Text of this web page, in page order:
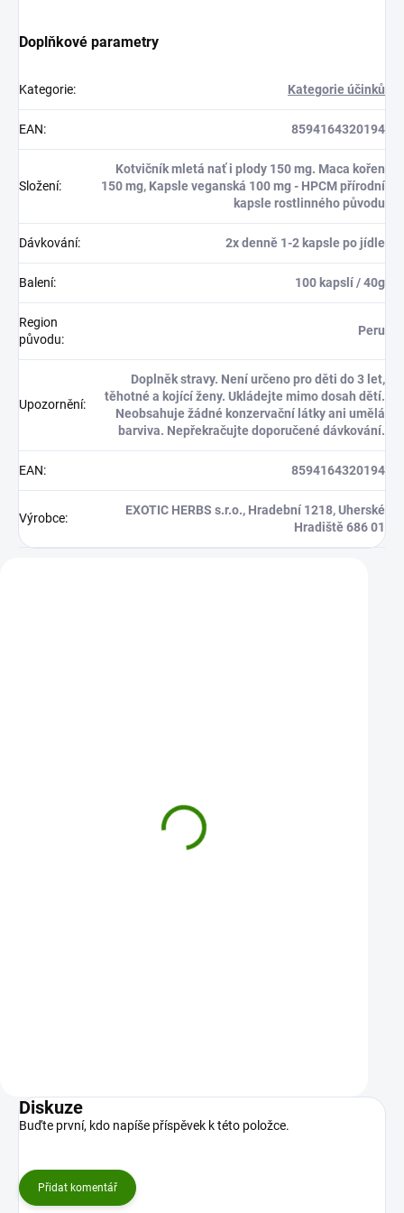
Doplňkové parametry
Kategorie: Kategorie účinků
EAN: 8594164320194
Složení:
Kotvičník mletá nať i plody 150 mg. Maca kořen
150 mg, Kapsle veganská 100 mg - HPCM přírodní
kapsle rostlinného původu
Dávkování: 2x denně 1-2 kapsle po jídle
Balení: 100 kapslí / 40g
Region
původu:
Peru
Upozornění:
Doplněk stravy. Není určeno pro děti do 3 let,
těhotné a kojící ženy. Ukládejte mimo dosah dětí.
Neobsahuje žádné konzervační látky ani umělá
barviva. Nepřekračujte doporučené dávkování.
EAN: 8594164320194
Výrobce:
EXOTIC HERBS s.r.o., Hradební 1218, Uherské
Hradiště 686 01
Ostropestřec mariánský 100
Diskuze
Buďte první, kdo napíše příspěvek k této položce.
Přidat komentář